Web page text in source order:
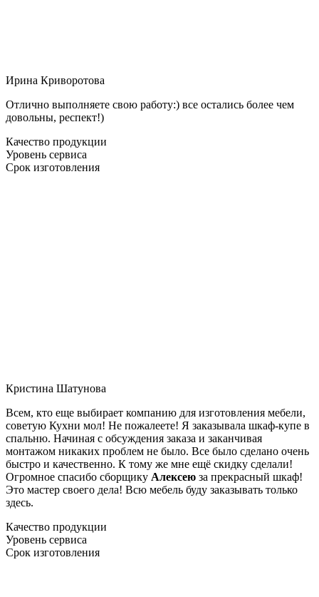
Ирина Криворотова
Отлично выполняете свою работу:) все остались более чем
довольны, респект!)
Качество продукции
Уровень сервиса
Срок изготовления
Кристина Шатунова
Всем, кто еще выбирает компанию для изготовления мебели,
советую Кухни мол! Не пожалеете! Я заказывала шкаф-купе в
спальню. Начиная с обсуждения заказа и заканчивая
монтажом никаких проблем не было. Все было сделано очень
быстро и качественно. К тому же мне ещё скидку сделали!
Огромное спасибо сборщику Алексею за прекрасный шкаф!
Это мастер своего дела! Всю мебель буду заказывать только
здесь.
Качество продукции
Уровень сервиса
Срок изготовления